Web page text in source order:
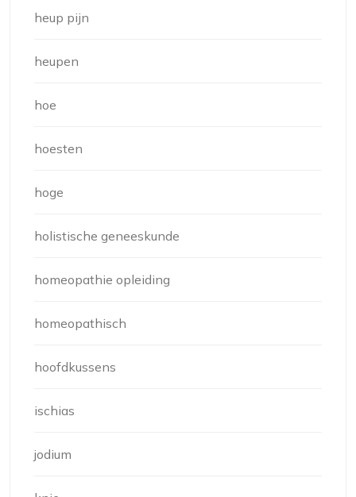
heup pijn
heupen
hoe
hoesten
hoge
holistische geneeskunde
homeopathie opleiding
homeopathisch
hoofdkussens
ischias
jodium